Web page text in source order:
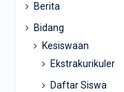
Berita
Bidang
Kesiswaan
Ekstrakurikuler
Daftar Siswa